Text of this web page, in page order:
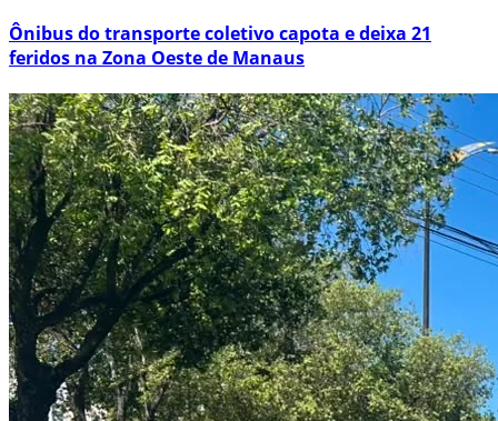
Ônibus do transporte coletivo capota e deixa 21
feridos na Zona Oeste de Manaus